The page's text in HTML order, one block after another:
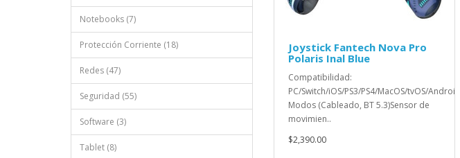
Notebooks (7)
Protección Corriente (18)
Redes (47)
Seguridad (55)
Software (3)
Tablet (8)
Joystick Fantech Nova Pro
Polaris Inal Blue
Compatibilidad:
PC/Switch/iOS/PS3/PS4/MacOS/tvOS/Android2
Modos (Cableado, BT 5.3)Sensor de
movimien..
$2,390.00